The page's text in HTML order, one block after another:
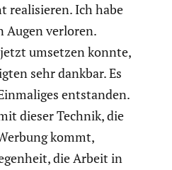
reali­sieren. Ich habe
Augen verloren.
umsetzen konnte,
sehr dankbar. Es
entstanden.
dieser Technik, die
kommt,
die Arbeit in